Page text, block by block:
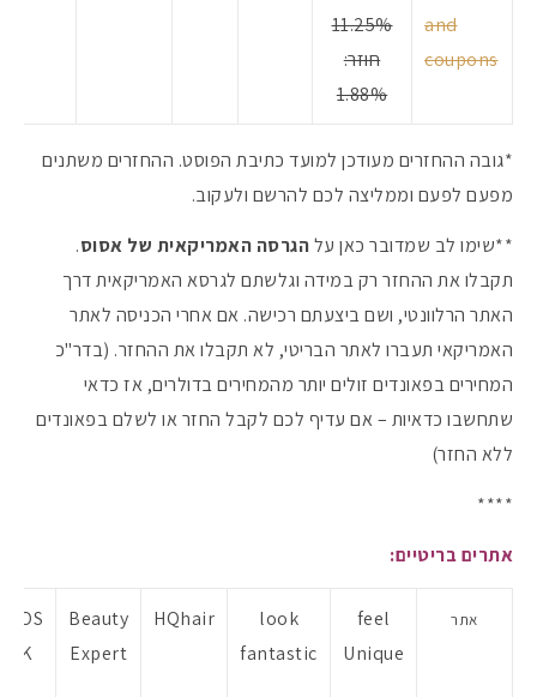
and
coupons
11.25%
חוזר:
1.88%
*גובה ההחזרים מעודכן למועד כתיבת הפוסט. ההחזרים משתנים
מפעם לפעם וממליצה לכם להרשם ולעקוב.
**שימו לב שמדובר כאן עלהגרסה האמריקאית של אסוס.
תקבלו את ההחזר רק במידה וגלשתם לגרסא האמריקאית דרך
האתר הרלוונטי, ושם ביצעתם רכישה. אם אחרי הכניסה לאתר
האמריקאי תעברו לאתר הבריטי, לא תקבלו את ההחזר. (בדר"כ
המחירים בפאונדים זולים יותר מהמחירים בדולרים, אז כדאי
שתחשבו כדאיות – אם עדיף לכם לקבל החזר או לשלם בפאונדים
ללא החזר)
****
אתרים בריטיים:
אתר
feel
Unique
look
fantastic
HQhair
Beauty
Expert
UK